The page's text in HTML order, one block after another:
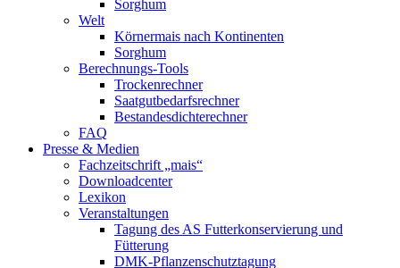
Sorghum
Welt
Körnermais nach Kontinenten
Sorghum
Berechnungs-Tools
Trockenrechner
Saatgutbedarfsrechner
Bestandesdichterechner
FAQ
Presse & Medien
Fachzeitschrift „mais“
Downloadcenter
Lexikon
Veranstaltungen
Tagung des AS Futterkonservierung und
Fütterung
DMK-Pflanzenschutztagung